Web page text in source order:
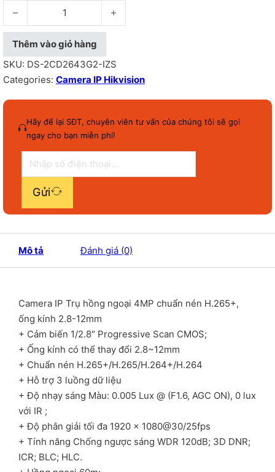
Camera IP Trụ hồng ngoại 4MP chuẩn nén H.265+, ống kính
Thêm vào giỏ hàng
SKU: DS-2CD2643G2-IZS
Categories: Camera IP Hikvision
Hãy để lại SĐT, chuyên viên tư vấn của chúng tôi sẽ gọi
ngay cho bạn miễn phí!
Gửi
Mô tả Đánh giá (0)
Camera IP Trụ hồng ngoại 4MP chuẩn nén H.265+,
ống kính 2.8-12mm
+ Cảm biến 1/2.8″ Progressive Scan CMOS;
+ Ống kính có thể thay đổi 2.8~12mm
+ Chuẩn nén H.265+/H.265/H.264+/H.264
+ Hỗ trợ 3 luồng dữ liệu
+ Độ nhạy sáng Màu: 0.005 Lux @ (F1.6, AGC ON), 0 lux
với IR ;
+ Độ phân giải tối đa 1920 × 1080@30/25fps
+ Tính năng Chống ngược sáng WDR 120dB; 3D DNR;
ICR; BLC; HLC.